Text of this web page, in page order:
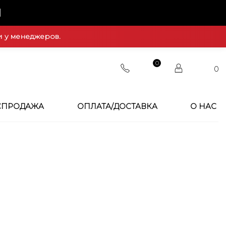
у менеджеров.
0
0
ОПЛАТА/ДОСТАВКА О НАС